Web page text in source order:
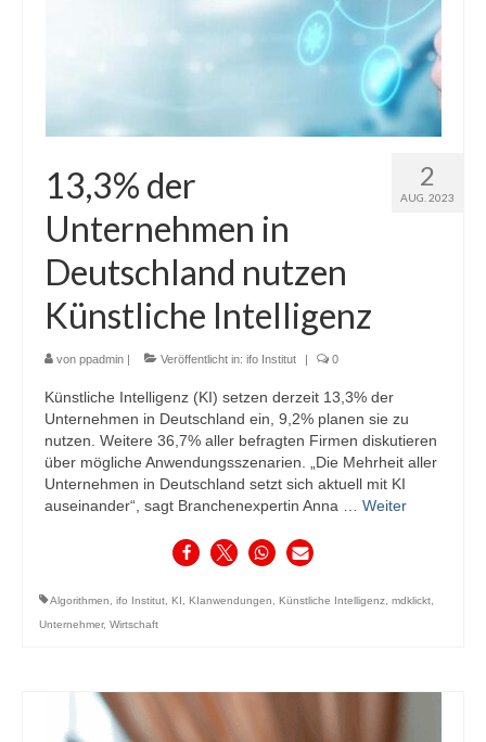
2
AUG. 2023
13,3% der
Unternehmen in
Deutschland nutzen
Künstliche Intelligenz
von ppadmin | Veröffentlicht in: ifo Institut | 0
Künstliche Intelligenz (KI) setzen derzeit 13,3% der
Unternehmen in Deutschland ein, 9,2% planen sie zu
nutzen. Weitere 36,7% aller befragten Firmen diskutieren
über mögliche Anwendungsszenarien. „Die Mehrheit aller
Unternehmen in Deutschland setzt sich aktuell mit KI
auseinander“, sagt Branchenexpertin Anna … Weiter
Algorithmen ifo Institut KI KIanwendungen Künstliche Intelligenz mdklickt
Unternehmer, Wirtschaft